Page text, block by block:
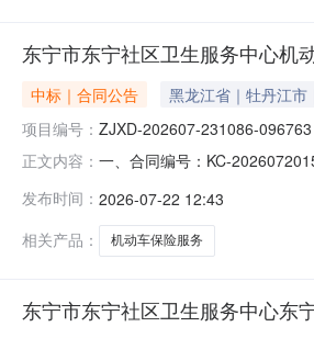
东宁市东宁社区卫生服务中心机
中标｜合同公告 黑龙江省｜牡丹江市
项目编号： ZJXD-202607-231086-096763
正文内容： 一、合同编号：KC-
方）：申能财产保险股份有限
发布时间： 2026-07-22 12:43
相关产品：
机动车保险服务
东宁市东宁社区卫生服务中心东